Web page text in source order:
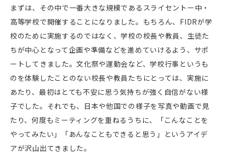
まずは、その中で一番大きな規模であるスライセントー中・
高等学校で開催することになりました。もちろん、FIDRが学
校のために実施するのではなく、学校の校長や教員、生徒た
ちが中心となって企画や準備などを進めていけるよう、サポ
ートしてきました。文化祭や運動会など、学校行事というも
のを体験したことのない校長や教員たちにとっては、実施に
あたり、最初はとても不安に思う気持ちが強く自信がない様
子でした。それでも、日本や他国での様子を写真や動画で見
たり、何度もミーティングを重ねるうちに、「こんなことを
やってみたい」「あんなこともできると思う」というアイデ
アが沢山出てきました。